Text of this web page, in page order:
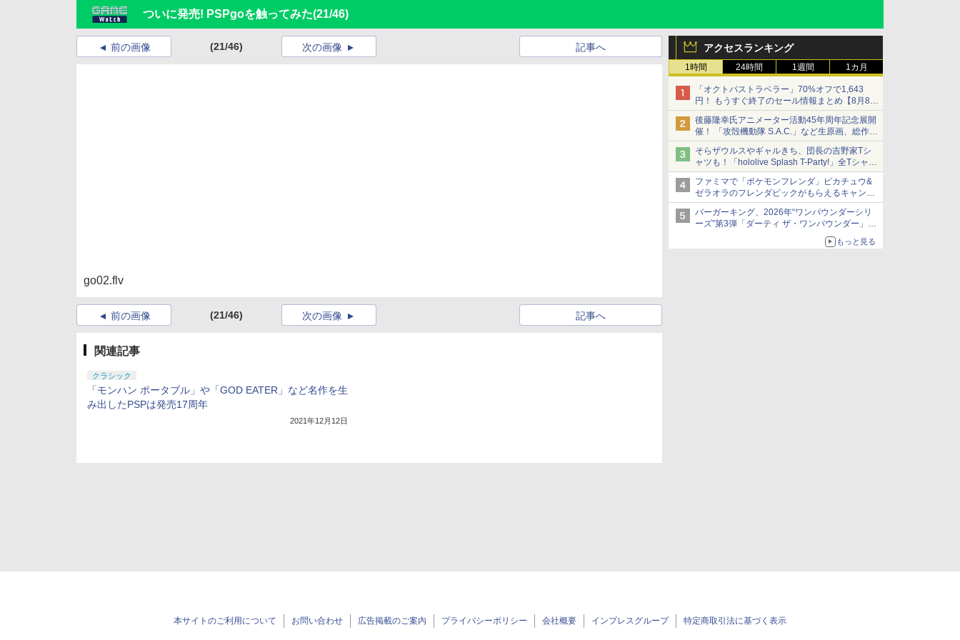
ついに発売! PSPgoを触ってみた(21/46)
アクセスランキング
1時間 24時間 1週間 1カ月
「オクトパストラベラー」70%オフで1,643
円！ もうすぐ終了のセール情報まとめ【8月8日
更新】
ニンテンドーeショップでは「大神 絶景版」が
67%オフで990円
後藤隆幸氏アニメーター活動45年周年記念展開
催！ 「攻殻機動隊 S.A.C.」など生原画、総作画
監督修正が展示
そらザウルスやギャルきち、団長の吉野家Tシ
ャツも！「hololive Splash T-Party!」全Tシャツ
ラインナップ公開＆オンライン販売開始
ファミマで「ポケモンフレンダ」ピカチュウ&
ゼラオラのフレンダピックがもらえるキャンペ
ーン開催！
バーガーキング、2026年“ワンパウンダーシリ
ーズ”第3弾「ダーティ ザ・ワンパウンダー」を
「特製ガーリックマヨソース」を使用した超大
もっと見る
前の画像 (21/46) 記事へ
次の画像
go02.flv
前の画像 (21/46) 記事へ
次の画像
関連記事
クラシック
「モンハン ポータブル」や「GOD EATER」など名作を生
み出したPSPは発売17周年
2021年12月12日
本サイトのご利用について お問い合わせ 広告掲載のご案内 プライバシーポリシー 会社概要 インプレスグループ 特定商取引法に基づく表示